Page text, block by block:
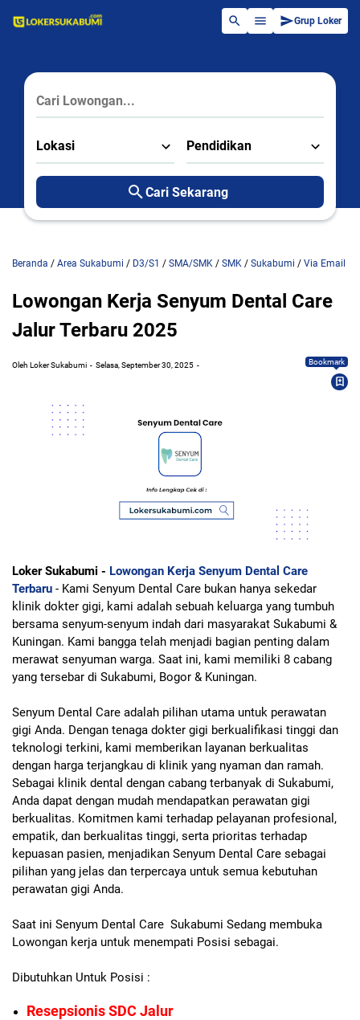
Grup Loker
Lokasi Pendidikan
Cari Sekarang
Beranda / Area Sukabumi / D3/S1 / SMA/SMK / SMK / Sukabumi / Via Email
Lowongan Kerja Senyum Dental Care
Jalur Terbaru 2025
Oleh Loker Sukabumi Selasa, September 30, 2025 Bookmark
Loker Sukabumi - Lowongan Kerja Senyum Dental Care
Terbaru - Kami Senyum Dental Care bukan hanya sekedar
klinik dokter gigi, kami adalah sebuah keluarga yang tumbuh
bersama senyum-senyum indah dari masyarakat Sukabumi &
Kuningan. Kami bangga telah menjadi bagian penting dalam
merawat senyuman warga. Saat ini, kami memiliki 8 cabang
yang tersebar di Sukabumi, Bogor & Kuningan.
Senyum Dental Care adalah pilihan utama untuk perawatan
gigi Anda. Dengan tenaga dokter gigi berkualifikasi tinggi dan
teknologi terkini, kami memberikan layanan berkualitas
dengan harga terjangkau di klinik yang nyaman dan ramah.
Sebagai klinik dental dengan cabang terbanyak di Sukabumi,
Anda dapat dengan mudah mendapatkan perawatan gigi
berkualitas. Komitmen kami terhadap pelayanan profesional,
empatik, dan berkualitas tinggi, serta prioritas terhadap
kepuasan pasien, menjadikan Senyum Dental Care sebagai
pilihan yang jelas dan terpercaya untuk semua kebutuhan
perawatan gigi Anda.
Saat ini Senyum Dental Care Sukabumi Sedang membuka
Lowongan kerja untuk menempati Posisi sebagai.
Dibutuhkan Untuk Posisi :
Resepsionis SDC Jalur